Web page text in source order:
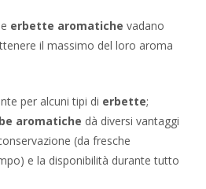
erbette aromatiche vadano
il massimo del loro aroma
per alcuni tipi di erbette;
aromatiche dà diversi vantaggi
(da fresche
e la disponibilità durante tutto